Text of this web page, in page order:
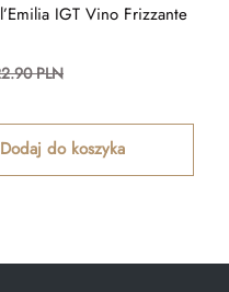
IGT Vino Frizzante
PLN
Dodaj do koszyka